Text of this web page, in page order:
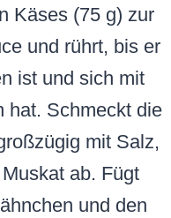
Käses (75 g) zur
und rührt, bis er
ist und sich mit
hat. Schmeckt die
mit Salz,
ab. Fügt
und den